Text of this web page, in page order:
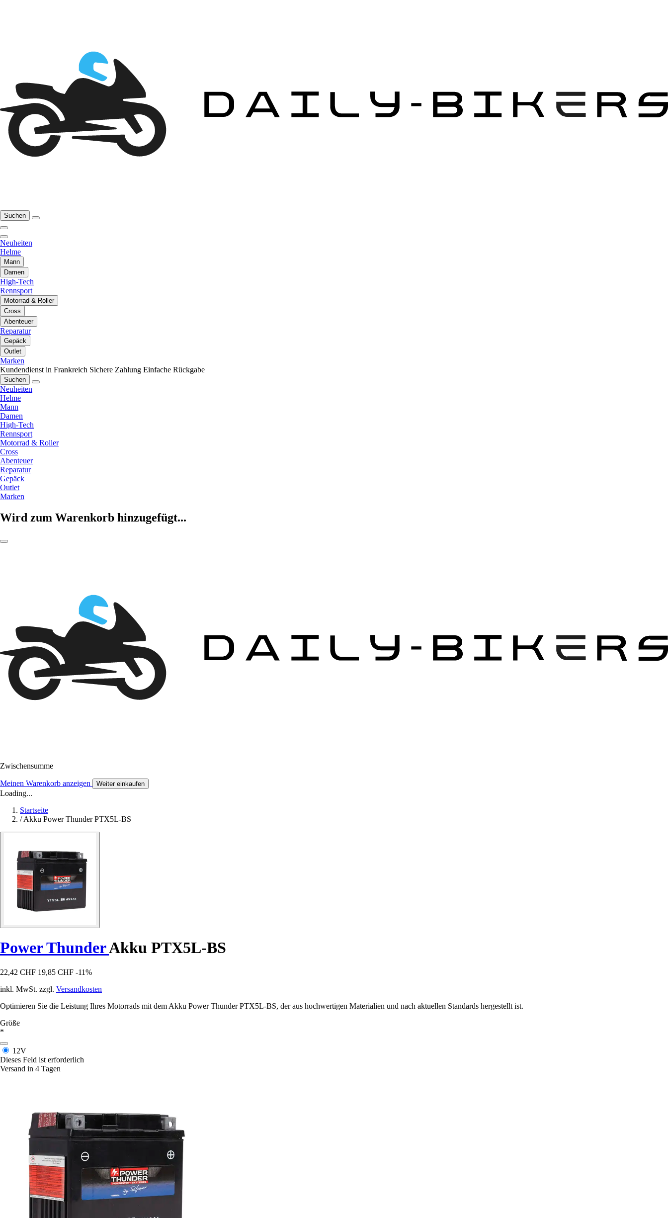
Suchen
Neuheiten
Helme
Mann
Damen
High-Tech
Rennsport
Motorrad & Roller
Cross
Abenteuer
Reparatur
Gepäck
Outlet
Marken
Kundendienst in Frankreich Sichere Zahlung Einfache Rückgabe
Suchen
Neuheiten
Helme
Mann
Damen
High-Tech
Rennsport
Motorrad & Roller
Cross
Abenteuer
Reparatur
Gepäck
Outlet
Marken
Wird zum Warenkorb hinzugefügt...
Zwischensumme
Meinen Warenkorb anzeigen Weiter einkaufen
Loading...
Startseite
/ Akku Power Thunder PTX5L-BS
Power ThunderAkku PTX5L-BS
22,42 CHF 19,85 CHF -11%
inkl. MwSt. zzgl. Versandkosten
Optimieren Sie die Leistung Ihres Motorrads mit dem Akku Power Thunder PTX5L-BS, der aus hochwertigen Materialien und nach aktuellen Standards hergestellt ist.
Größe
*
12V
Dieses Feld ist erforderlich
Versand in 4 Tagen